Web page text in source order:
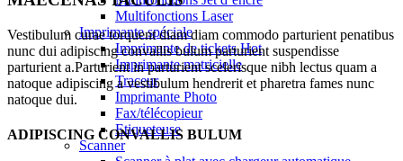
Multifonctions Laser
Imprimante spéciale
Imprimante de ticketsHot
Imprimante matricielle
Traceur
Imprimante Photo
Fax/télécopieur
Etiqueteuse
Scanner
Vestibulum curae torquent diam diam commodo parturient penatibus
nunc dui adipiscing convallis bulum parturient suspendisse
parturient a.Parturient in parturient scelerisque nibh lectus quam a
natoque adipiscing a vestibulum hendrerit et pharetra fames nunc
natoque dui.
ADIPISCING CONVALLIS BULUM